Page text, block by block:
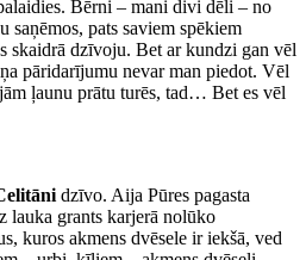
Bērni – mani divi dēli – no
saņēmos, pats saviem spēkiem
skaidrā dzīvoju. Bet ar kundzi gan vēl
pāridarījumu nevar man piedot. Vēl
ļaunu prātu turēs, tad… Bet es vēl
dzīvo. Aija Pūres pagasta
lauka grants karjerā nolūko
kuros akmens dvēsele ir iekšā, ved